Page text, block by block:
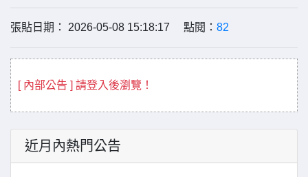
張貼日期： 2026-05-08 15:18:17 點閱： 82
[ 內部公告 ] 請登入後瀏覽！
近月內熱門公告